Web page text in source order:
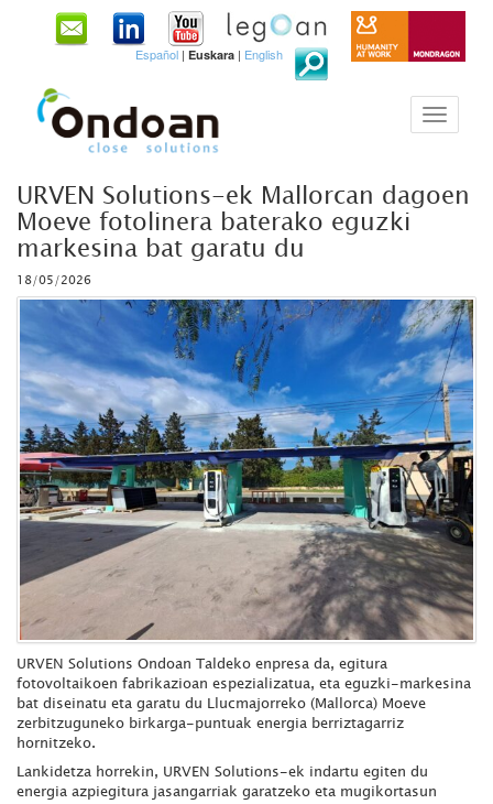
Español | Euskara | English
URVEN Solutions-ek Mallorcan dagoen
Moeve fotolinera baterako eguzki
markesina bat garatu du
18/05/2026
URVEN Solutions Ondoan Taldeko enpresa da, egitura
fotovoltaikoen fabrikazioan espezializatua, eta eguzki-markesina
bat diseinatu eta garatu du Llucmajorreko (Mallorca) Moeve
zerbitzuguneko birkarga-puntuak energia berriztagarriz
hornitzeko.
Lankidetza horrekin, URVEN Solutions-ek indartu egiten du
energia azpiegitura jasangarriak garatzeko eta mugikortasun